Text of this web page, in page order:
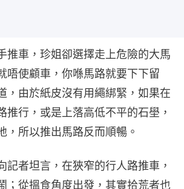
推車，珍姐卻選擇走上危險的大馬
唔使顧車，你喺馬路就要下下留
，由於紙皮沒有用繩綁緊，如果在
推行，或是上落高低不平的石壆，
，所以推出馬路反而順暢。
記者坦言，在狹窄的行人路推車，
；從搵食角度出發，其實拾荒者也